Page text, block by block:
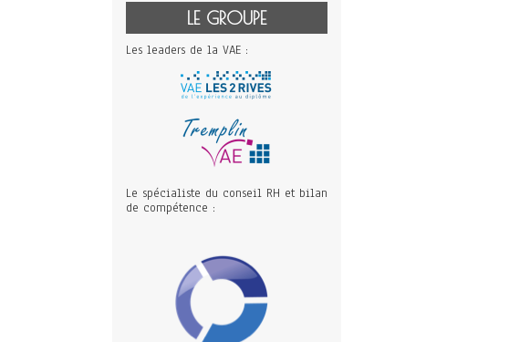
LE GROUPE
Les leaders de la VAE :
Le spécialiste du conseil RH et bilan
de compétence :